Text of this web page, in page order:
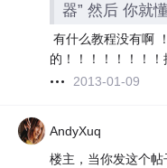
器” 然后 你就
有什么教程没有啊
的！！！！！！！！
2013-01-09
AndyXuq
楼主，当你发这个